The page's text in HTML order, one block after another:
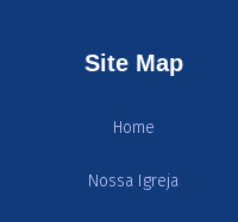
Site Map
Home
Nossa Igreja